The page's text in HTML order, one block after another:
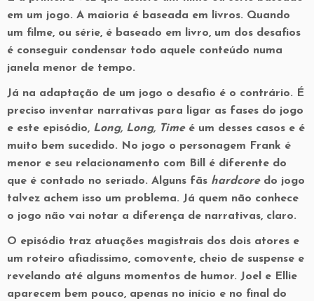
em um jogo. A maioria é baseada em livros. Quando
um filme, ou série, é baseado em livro, um dos desafios
é conseguir condensar todo aquele conteúdo numa
janela menor de tempo.
Já na adaptação de um jogo o desafio é o contrário. É
preciso inventar narrativas para ligar as fases do jogo
e este episódio, Long, Long, Timeé um desses casos e é
muito bem sucedido. No jogo o personagem Frank é
menor e seu relacionamento com Bill é diferente do
que é contado no seriado. Alguns fãs hardcoredo jogo
talvez achem isso um problema. Já quem não conhece
o jogo não vai notar a diferença de narrativas, claro.
O episódio traz atuações magistrais dos dois atores e
um roteiro afiadíssimo, comovente, cheio de suspense e
revelando até alguns momentos de humor. Joel e Ellie
aparecem bem pouco, apenas no início e no final do